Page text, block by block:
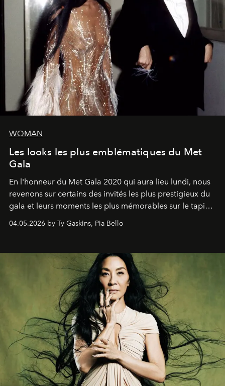
WOMAN
Les looks les plus emblématiques du Met
Gala
En l'honneur du Met Gala 2020 qui aura lieu lundi, nous
revenons sur certains des invités les plus prestigieux du
gala et leurs moments les plus mémorables sur le tapis
04.05.2026 by Ty Gaskins, Pia Bello